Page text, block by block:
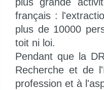
français :
plus de 10000
toit ni loi.
Pendant que la
Recherche et de
profession et à